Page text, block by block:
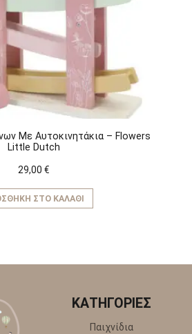
Με Αυτοκινητάκια – Flowers
Little Dutch
29,00 €
ΣΤΟ ΚΑΛΆΘΙ
ΚΑΤΗΓΟΡΙΕΣ
Παιχνίδια